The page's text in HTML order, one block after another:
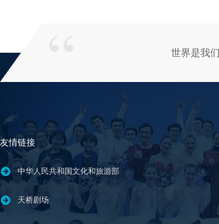
世界是我
友情链接
中华人民共和国文化和旅游部
天桥剧场